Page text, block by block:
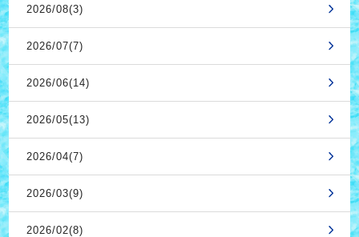
2026/08(3)
2026/07(7)
2026/06(14)
2026/05(13)
2026/04(7)
2026/03(9)
2026/02(8)